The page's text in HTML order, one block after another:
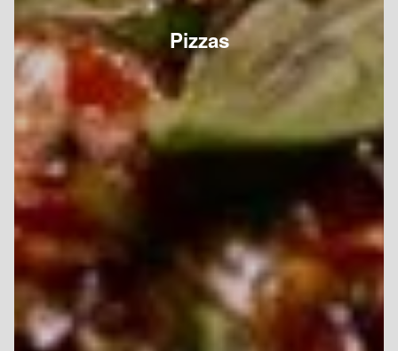
Pizzas